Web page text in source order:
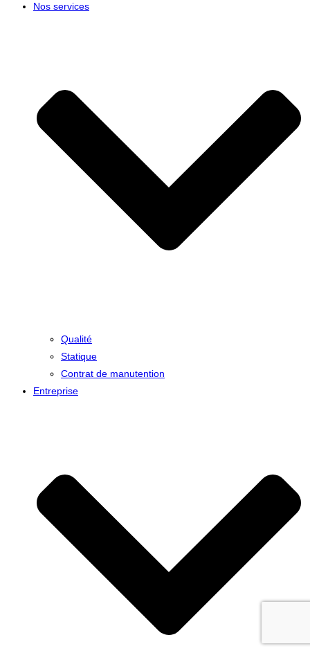
Nos services
Qualité
Statique
Contrat de manutention
Entreprise